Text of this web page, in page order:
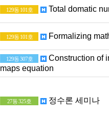
129동 101호 Total domatic
129동 101호 Formalizing
129동 307호
Construction of
maps equation
27동 325호 정수론 세미나